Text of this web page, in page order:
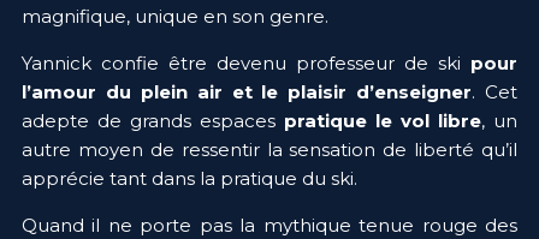
magnifique, unique en son genre.
Yannick confie être devenu professeur de ski pour
l’amour du plein air et le plaisir d’enseigner. Cet
adepte de grands espaces pratique le vol libre, un
autre moyen de ressentir la sensation de liberté qu’il
apprécie tant dans la pratique du ski.
Quand il ne porte pas la mythique tenue rouge des